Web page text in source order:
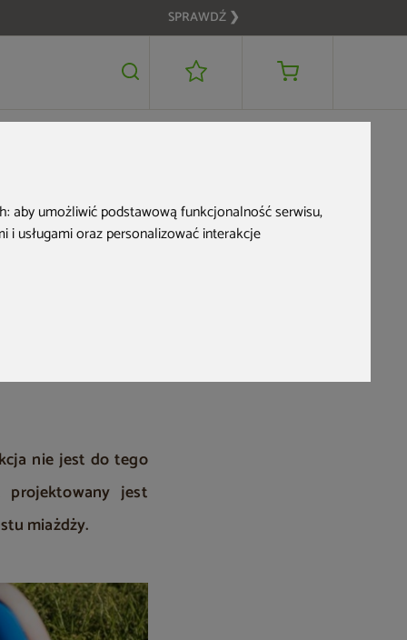
aby umożliwić podstawową funkcjonalność serwisu,
i usługami oraz personalizować interakcje
SPRAWDŹ ❯
co
nie jest do tego
projektowany jest
miażdży.